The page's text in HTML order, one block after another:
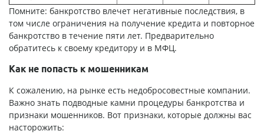
Помните: банкротство влечет негативные последствия, в
том числе ограничения на получение кредита и повторное
банкротство в течение пяти лет. Предварительно
обратитесь к своему кредитору и в МФЦ.
Как не попасть к мошенникам
К сожалению, на рынке есть недобросовестные компании.
Важно знать подводные камни процедуры банкротства и
признаки мошенников. Вот признаки, которые должны вас
насторожить: